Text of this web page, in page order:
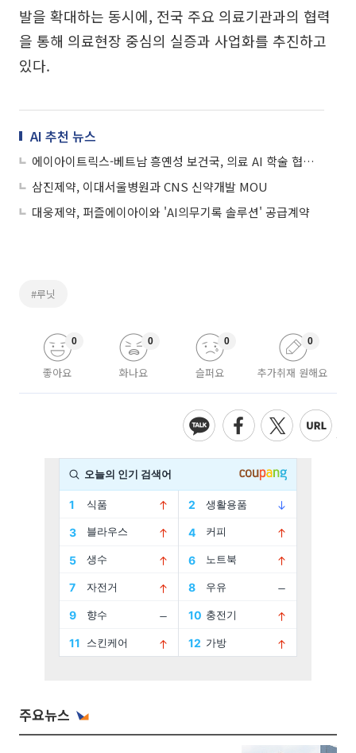
발을 확대하는 동시에, 전국 주요 의료기관과의 협력
을 통해 의료현장 중심의 실증과 사업화를 추진하고
있다.
AI 추천 뉴스
에이아이트릭스-베트남 흥옌성 보건국, 의료 AI 학술 협력을 위한 MOU 체결
삼진제약, 이대서울병원과 CNS 신약개발 MOU
대웅제약, 퍼즐에이아이와 'AI의무기록 솔루션' 공급계약
#루닛
좋아요
0
화나요
0
슬퍼요
0
추가취재 원해요
0
주요뉴스